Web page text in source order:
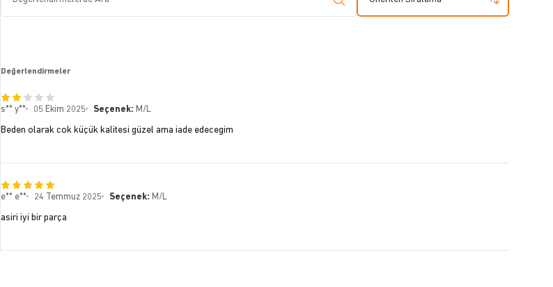
Değerlendirmeler
s** y** 05 Ekim 2025 Seçenek: M/L
Beden olarak cok küçük kalitesi güzel ama iade edecegim
e** e** 24 Temmuz 2025 Seçenek: M/L
asiri iyi bir parça